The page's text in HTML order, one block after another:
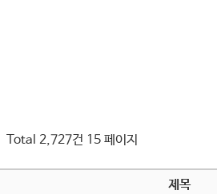
Total 2,727건 15 페이지
제목